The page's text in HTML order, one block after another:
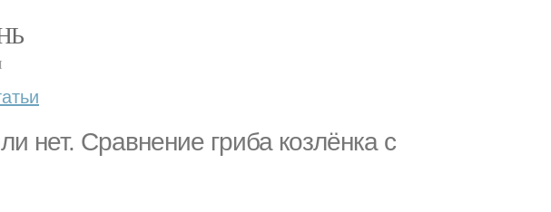
нет. Сравнение гриба козлёнка с